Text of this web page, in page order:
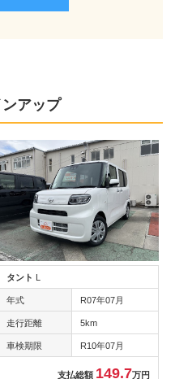
アップ
タント
年式 R07年07月
走行距離 5km
車検期限 R10年07月
支払総額 149.7万円